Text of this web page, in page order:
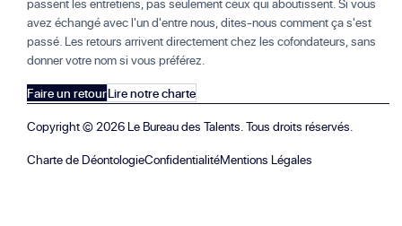
avez échangé avec l'un d'entre nous, dites-nous comment ça s'est
passé. Les retours arrivent directement chez les cofondateurs, sans
donner votre nom si vous préférez.
Faire un retourLire notre charte
Copyright ©2026 Le Bureau des Talents. Tous droits réservés.
Charte de DéontologieConfidentialitéMentions Légales